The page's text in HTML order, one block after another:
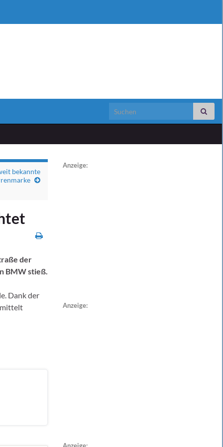
Search for:
bekannte
der
BMW stieß.
Dank der
Anzeige:
Anzeige: